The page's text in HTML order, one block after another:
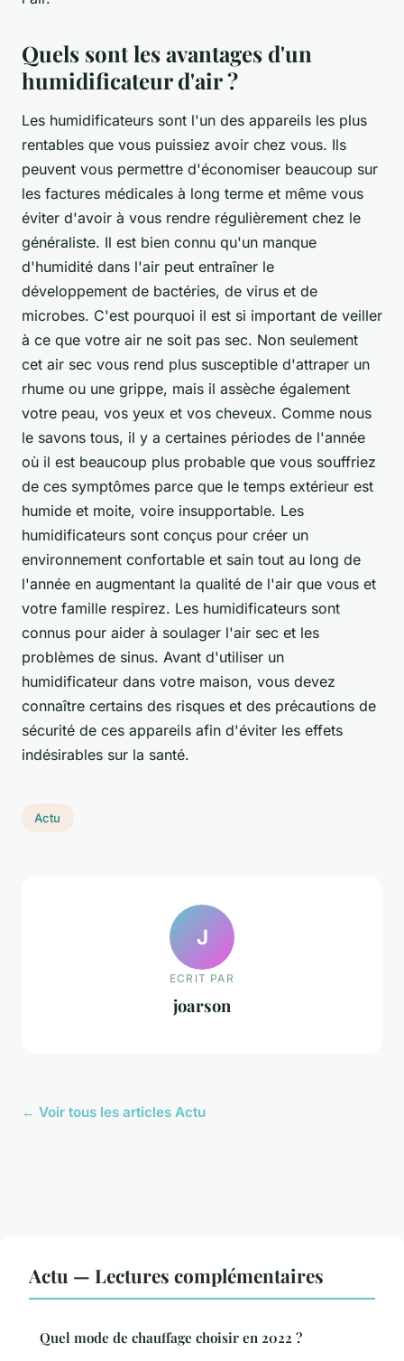
Quels sont les avantages d'un
humidificateur d'air ?
Les humidificateurs sont l'un des appareils les plus
rentables que vous puissiez avoir chez vous. Ils
peuvent vous permettre d'économiser beaucoup sur
les factures médicales à long terme et même vous
éviter d'avoir à vous rendre régulièrement chez le
généraliste. Il est bien connu qu'un manque
d'humidité dans l'air peut entraîner le
développement de bactéries, de virus et de
microbes. C'est pourquoi il est si important de veiller
à ce que votre air ne soit pas sec. Non seulement
cet air sec vous rend plus susceptible d'attraper un
rhume ou une grippe, mais il assèche également
votre peau, vos yeux et vos cheveux. Comme nous
le savons tous, il y a certaines périodes de l'année
où il est beaucoup plus probable que vous souffriez
de ces symptômes parce que le temps extérieur est
humide et moite, voire insupportable. Les
humidificateurs sont conçus pour créer un
environnement confortable et sain tout au long de
l'année en augmentant la qualité de l'air que vous et
votre famille respirez. Les humidificateurs sont
connus pour aider à soulager l'air sec et les
problèmes de sinus. Avant d'utiliser un
humidificateur dans votre maison, vous devez
connaître certains des risques et des précautions de
sécurité de ces appareils afin d'éviter les effets
indésirables sur la santé.
Actu
J
ECRIT PAR
joarson
← Voir tous les articles Actu
Actu — Lectures complémentaires
Quel mode de chauffage choisir en 2022 ?